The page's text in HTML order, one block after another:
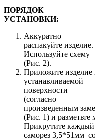
ПОРЯДОК
УСТАНОВКИ:
Аккуратно
распакуйте изделие.
Используйте схему
(Рис. 2).
Приложите изделие
устанавливаемой
поверхности
(согласно
произведенным
(Рис. 1) и разметьте
Прикрутите
саморез 3,5*51мм